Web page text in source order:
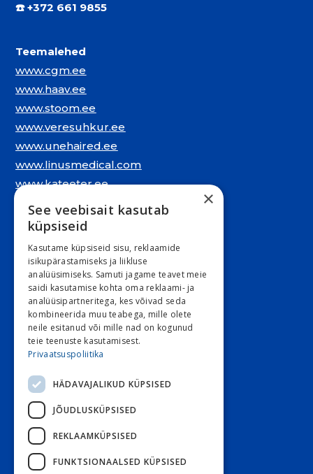
☎️+372 661 9855
Teemalehed
www.cgm.ee
www.haav.ee
www.stoom.ee
www.veresuhkur.ee
www.unehaired.ee
www.linusmedical.com
www.kateeter.ee
Juriidiline aadress:
Narva mnt. 5, 10117 Tallinn
REG: 11548994
KMKR: EE101263526
Kontori e-post
E 9:00 – 16:30 R 9:00 – 15:30
L ja P suletud
Klienditeenindus
Stoom800 3030
Diabeet800 7070
Diabeet e-post
×
See veebisait kasutab
küpsiseid
Kasutame küpsiseid sisu, reklaamide
isikupärastamiseks ja liikluse
analüüsimiseks. Samuti jagame teavet meie
saidi kasutamise kohta oma reklaami- ja
analüüsipartneritega, kes võivad seda
kombineerida muu teabega, mille olete
neile esitanud või mille nad on kogunud
teie teenuste kasutamisest.
Privaatsuspoliitika
HÄDAVAJALIKUD KÜPSISED
JÕUDLUSKÜPSISED
REKLAAMKÜPSISED
FUNKTSIONAALSED KÜPSISED